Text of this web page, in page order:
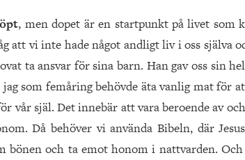
, men dopet är en startpunkt på livet
att vi inte hade något andligt liv i oss själva
ta ansvar för sina barn. Han gav oss sin
som femåring behövde äta vanlig mat för
vår själ. Det innebär att vara beroende av
Då behöver vi använda Bibeln, där
bönen och ta emot honom i nattvarden.